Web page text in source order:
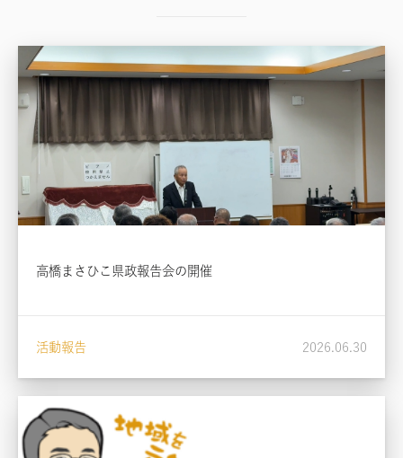
高橋まさひこ県政報告会の開催
活動報告 2026.06.30